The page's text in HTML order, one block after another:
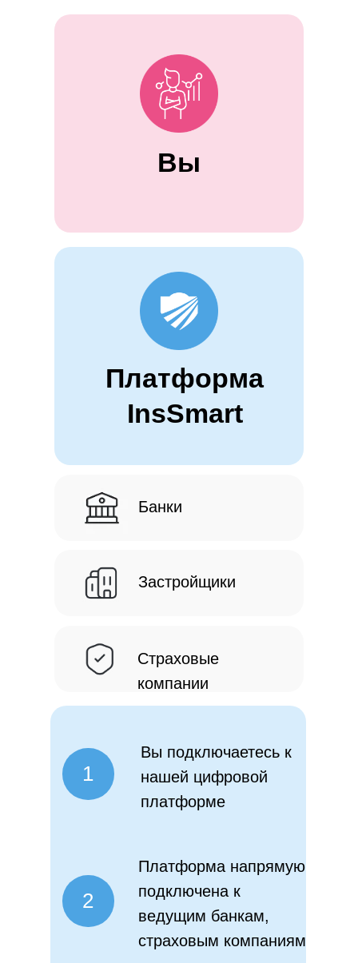
Вы
Платформа
InsSmart
Банки
Застройщики
Страховые
компании
1
Вы подключаетесь к
нашей цифровой
платформе
2
Платформа напрямую
подключена к
ведущим банкам,
страховым компаниям